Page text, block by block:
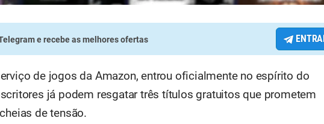
e recebe as melhores ofertas
de jogos da Amazon, entrou oficialmente no espírito do
já podem resgatar três títulos gratuitos que prometem
de tensão.